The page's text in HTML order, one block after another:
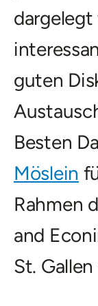
dargelegt
guten
Besten
Möslein
Rahmen
and
St.